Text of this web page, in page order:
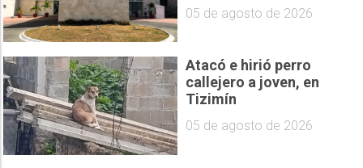
05 de agosto de 2026
Atacó e hirió perro
callejero a joven, en
Tizimín
05 de agosto de 2026